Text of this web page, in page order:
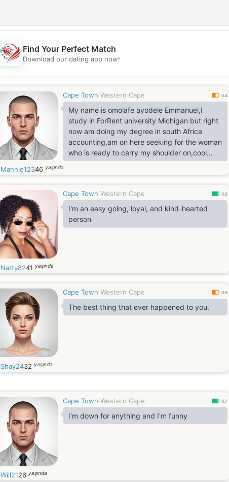
💖
💕
Find Your Perfect Match
Download our dating app now!
Cape Town Western Cape 0.4
My name is omolafe ayodele Emmanuel,I
study in ForRent university Michigan but right
now am doing my degree in south Africa
accounting,am on here seeking for the woman
who is ready to carry my shoulder on,cool
woman a woman who is loyal, respectful who
is tolerant . God fearing woman,a woman who
and my father left some properties for me but
life is very poor with me. I believe nothing
good comes easy chat with me
Mannie12346 yaşında
Cape Town Western Cape 0.8
I'm an easy going, loyal, and kind-hearted
person
Natty8241 yaşında
Cape Town Western Cape 0.6
The best thing that ever happened to you.
Shay2432 yaşında
Cape Town Western Cape 0.7
I'm down for anything and I'm funny
Will2126 yaşında